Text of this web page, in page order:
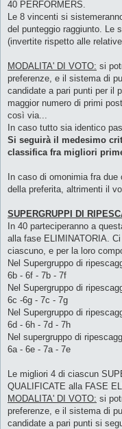
40 PERFORMERS.
Le 8 vincenti si
del punteggio raggiunto. Le
(invertite rispetto alle
MODALITA' DI VOTO: si
preferenze, e il sistema di
candidate a pari punti per il
maggior numero di primi
così via...
In caso tutto sia identico
Si seguirà il medesimo
classifica fra migliori
In caso di omonimia fra
della preferita, altrimenti il
SUPERGRUPPI DI
In 40 parteciperanno a
alla fase ELIMINATORIA.
ciascuno, e per la loro
Nel Supergruppo di
6b - 6f - 7b - 7f
Nel Supergruppo di
6c -6g - 7c - 7g
Nel Supergruppo di
6d - 6h - 7d - 7h
Nel supergruppo di
6a - 6e - 7a - 7e
Le migliori 4 di ciascun
QUALIFICATE alla FASE
MODALITA' DI VOTO: si
preferenze, e il sistema di
candidate a pari punti si